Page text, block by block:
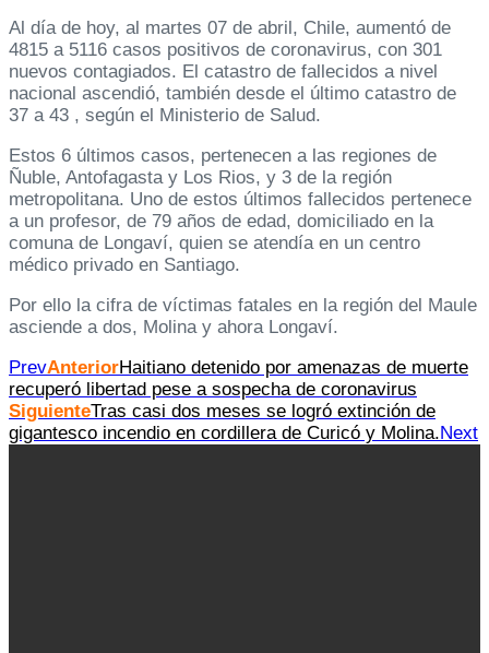
Al día de hoy, al martes 07 de abril, Chile, aumentó de
4815 a 5116 casos positivos de coronavirus, con 301
nuevos contagiados. El catastro de fallecidos a nivel
nacional ascendió, también desde el último catastro de
37 a 43 , según el Ministerio de Salud.
Estos 6 últimos casos, pertenecen a las regiones de
Ñuble, Antofagasta y Los Rios, y 3 de la región
metropolitana. Uno de estos últimos fallecidos pertenece
a un profesor, de 79 años de edad, domiciliado en la
comuna de Longaví, quien se atendía en un centro
médico privado en Santiago.
Por ello la cifra de víctimas fatales en la región del Maule
asciende a dos, Molina y ahora Longaví.
PrevAnteriorHaitiano detenido por amenazas de muerte
recuperó libertad pese a sospecha de coronavirus
SiguienteTras casi dos meses se logró extinción de
gigantesco incendio en cordillera de Curicó y Molina.Next